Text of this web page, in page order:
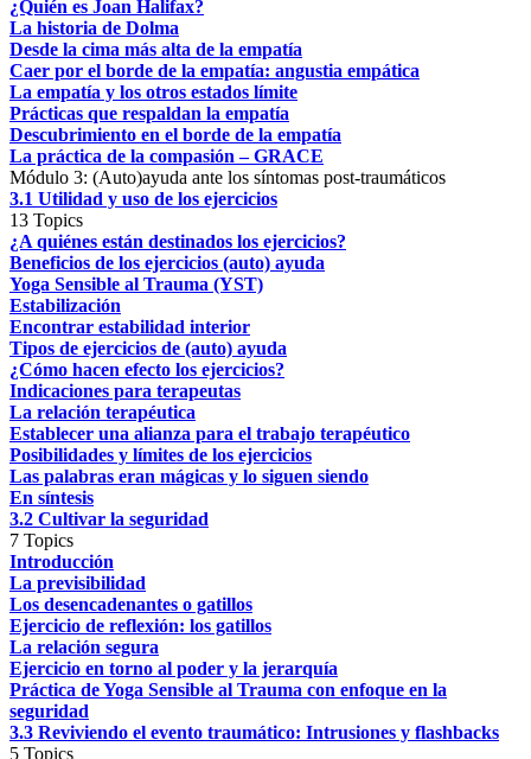
¿Quién es Joan Halifax?
La historia de Dolma
Desde la cima más alta de la empatía
Caer por el borde de la empatía: angustia empática
La empatía y los otros estados límite
Prácticas que respaldan la empatía
Descubrimiento en el borde de la empatía
La práctica de la compasión – GRACE
Módulo 3: (Auto)ayuda ante los síntomas post-traumáticos
3.1 Utilidad y uso de los ejercicios
13 Topics
¿A quiénes están destinados los ejercicios?
Beneficios de los ejercicios (auto) ayuda
Yoga Sensible al Trauma (YST)
Estabilización
Encontrar estabilidad interior
Tipos de ejercicios de (auto) ayuda
¿Cómo hacen efecto los ejercicios?
Indicaciones para terapeutas
La relación terapéutica
Establecer una alianza para el trabajo terapéutico
Posibilidades y límites de los ejercicios
Las palabras eran mágicas y lo siguen siendo
En síntesis
3.2 Cultivar la seguridad
7 Topics
Introducción
La previsibilidad
Los desencadenantes o gatillos
Ejercicio de reflexión: los gatillos
La relación segura
Ejercicio en torno al poder y la jerarquía
Práctica de Yoga Sensible al Trauma con enfoque en la
seguridad
3.3 Reviviendo el evento traumático: Intrusiones y flashbacks
5 Topics